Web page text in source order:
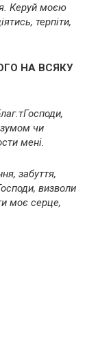
Керуй моєю
терпіти,
НА ВСЯКУ
чи
мені.
забуття,
визволи
моє серце,